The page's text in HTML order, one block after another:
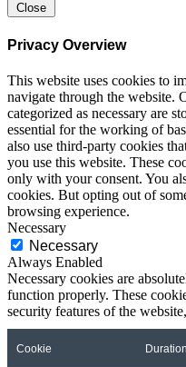
Close
Privacy Overview
This website uses cookies to
navigate through the website.
categorized as necessary are
essential for the working of
also use third-party cookies
you use this website. These
only with your consent. You
cookies. But opting out of
browsing experience.
Necessary
Necessary
Always Enabled
Necessary cookies are
function properly. These
security features of the
Cookie Duration